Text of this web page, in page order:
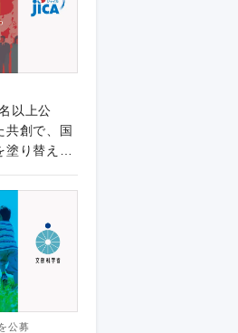
以上公
共創で、国
塗り替え
公募